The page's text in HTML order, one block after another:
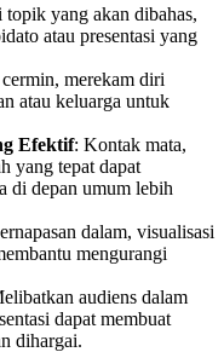
topik yang akan dibahas,
atau presentasi yang
merekam diri
atau keluarga untuk
Efektif: Kontak mata,
yang tepat dapat
di depan umum lebih
dalam, visualisasi
mengurangi
audiens dalam
dapat membuat
dihargai.